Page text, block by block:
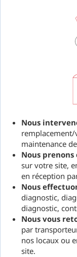
Nous
maintenance
Nous
sur votre site,
en réception
Nous
diagnostic,
diagnostic,
Nous vous
par
nos locaux ou
site.